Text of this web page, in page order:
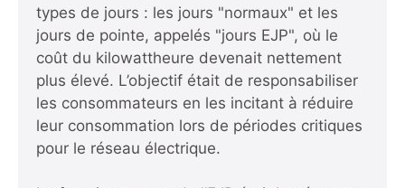
types de jours : les jours "normaux" et les
jours de pointe, appelés "jours EJP", où le
coût du kilowattheure devenait nettement
plus élevé. L’objectif était de responsabiliser
les consommateurs en les incitant à réduire
leur consommation lors de périodes critiques
pour le réseau électrique.